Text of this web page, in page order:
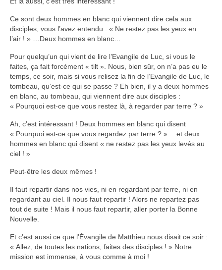
Ce sont deux hommes en blanc qui viennent dire cela aux
disciples, vous l’avez entendu : « Ne restez pas les yeux en
l’air ! » …Deux hommes en blanc…
Pour quelqu’un qui vient de lire l’Evangile de Luc, si vous le
faites, ça fait forcément « tilt ». Nous, bien sûr, on n’a pas eu le
temps, ce soir, mais si vous relisez la fin de l’Evangile de Luc, le
tombeau, qu’est-ce qui se passe ? Eh bien, il y a deux hommes
en blanc, au tombeau, qui viennent dire aux disciples :
« Pourquoi est-ce que vous restez là, à regarder par terre ? »
Ah, c’est intéressant ! Deux hommes en blanc qui disent
« Pourquoi est-ce que vous regardez par terre ? » …et deux
hommes en blanc qui disent « ne restez pas les yeux levés au
ciel ! »
Peut-être les deux mêmes !
Il faut repartir dans nos vies, ni en regardant par terre, ni en
regardant au ciel. Il nous faut repartir ! Alors ne repartez pas
tout de suite ! Mais il nous faut repartir, aller porter la Bonne
Nouvelle.
Et c’est aussi ce que l’Évangile de Matthieu nous disait ce soir :
« Allez, de toutes les nations, faites des disciples ! » Notre
mission est immense, à vous comme à moi !